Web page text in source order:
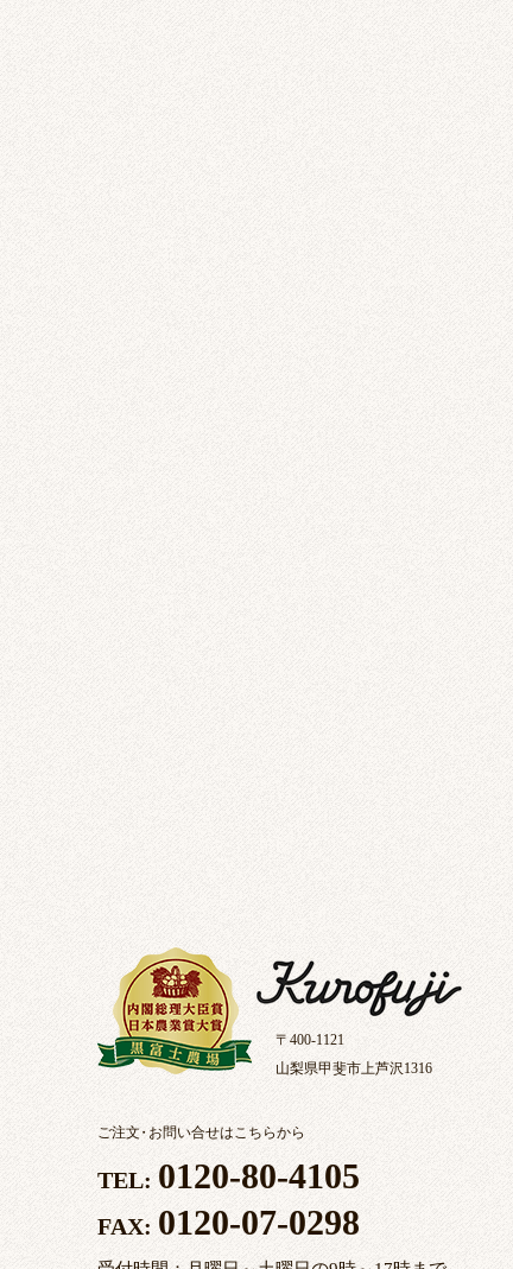
〒400-1121
山梨県甲斐市上芦沢1316
ご注文・お問い合せはこちらから
TEL: 0120-80-4105
FAX: 0120-07-0298